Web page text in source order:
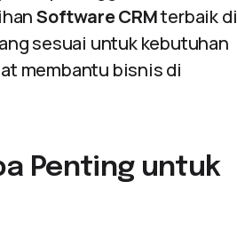
Software CRMterbaik di
sesuai untuk kebutuhan
membantu bisnis di
Penting untuk